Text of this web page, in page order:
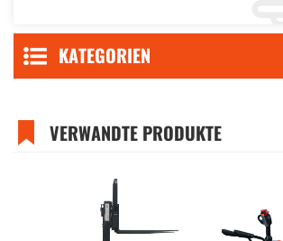
KATEGORIEN
VERWANDTE PRODUKTE